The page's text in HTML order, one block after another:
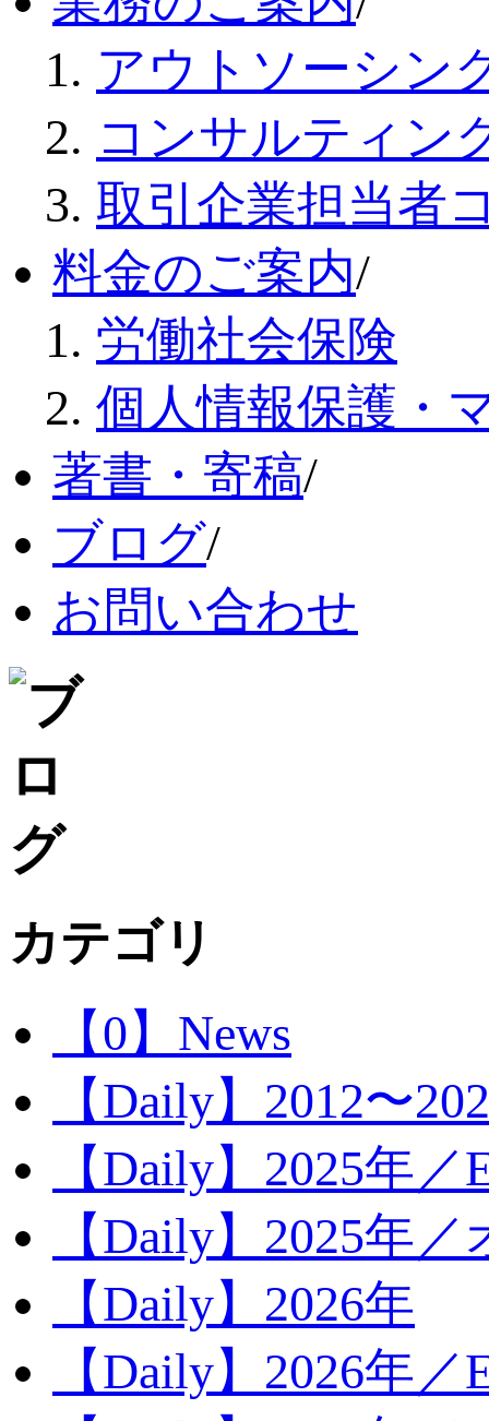
アウトソーシン
コンサルティン
取引企業担当者
料金のご案内/
労働社会保険
個人情報保護・
著書・寄稿/
ブログ/
お問い合わせ
カテゴリ
【0】News
【Daily】2012〜
【Daily】2025年／
【Daily】2025年
【Daily】2026年
【Daily】2026年／